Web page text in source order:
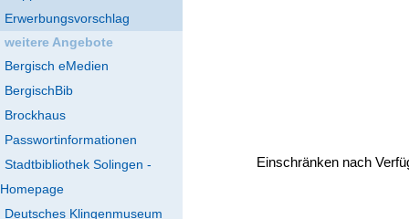
Erwerbungsvorschlag
weitere Angebote
Bergisch eMedien
BergischBib
Brockhaus
Passwortinformationen
Stadtbibliothek Solingen -
Homepage
Deutsches Klingenmuseum
Einschränken nach